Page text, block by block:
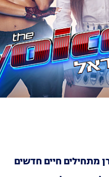
מתחילים חיים חדשים